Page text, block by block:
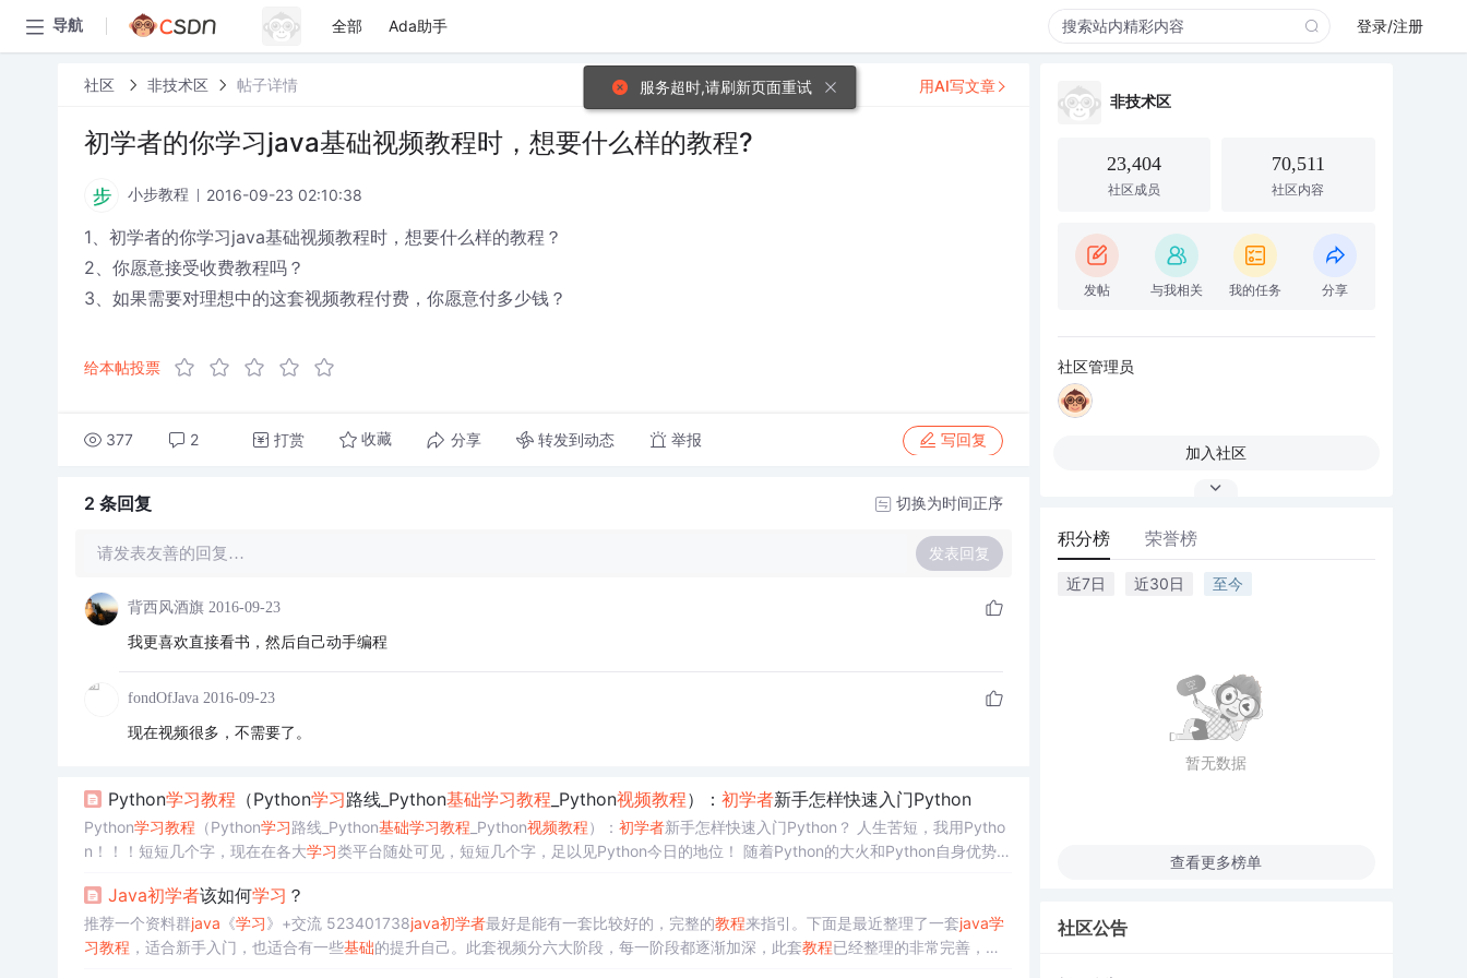
导航 全部 Ada助手 登录/注册
社区 非技术区 帖子详情
初学者的你学习java基础视频教程时，想要什么样的教程?
小步教程 2016-09-23 02:10:38
1、初学者的你学习java基础视频教程时，想要什么样的教程？
2、你愿意接受收费教程吗？
3、如果需要对理想中的这套视频教程付费，你愿意付多少钱？
给本帖投票
377 2 打赏 收藏 分享 转发到动态 举报 写回复
用AI写文章
2 条回复 切换为时间正序
请发表友善的回复… 发表回复
背西风酒旗 2016-09-23
我更喜欢直接看书，然后自己动手编程
fondOfJava 2016-09-23
现在视频很多，不需要了。
Python学习教程 （Python学习路线_Python基础学习教程 _Python视频教程）： 初学者新手怎样快速入门Python
Python学习教程 （Python学习路线_Python基础学习教程 _Python视频教程）： 初学者新手怎样快速入门Python？ 人生苦短，我用Pytho
n！！！短短几个字，现在在各大学习类平台随处可见，短短几个字，足以见Python今日的地位！ 随着Python的大火和Python自身优势，
Java初学者该如何学习 ？
推荐一个资料群java 《学习》+交流 523401738java初学者最好是能有一套比较好的，完整的教程来指引。下面是最近整理了一套java学
习教程 ，适合新手入门，也适合有一些基础的提升自己。此套视频分六大阶段，每一阶段都逐渐加深，此套教程已经整理的非常完善，各
非技术区
23,404
社区成员
70,511
社区内容
发帖 与我相关 我的任务 分享
社区管理员
加入社区
积分榜 荣誉榜
近7日 近30日 至今
暂无数据
查看更多榜单
社区公告
服务超时,请刷新页面重试